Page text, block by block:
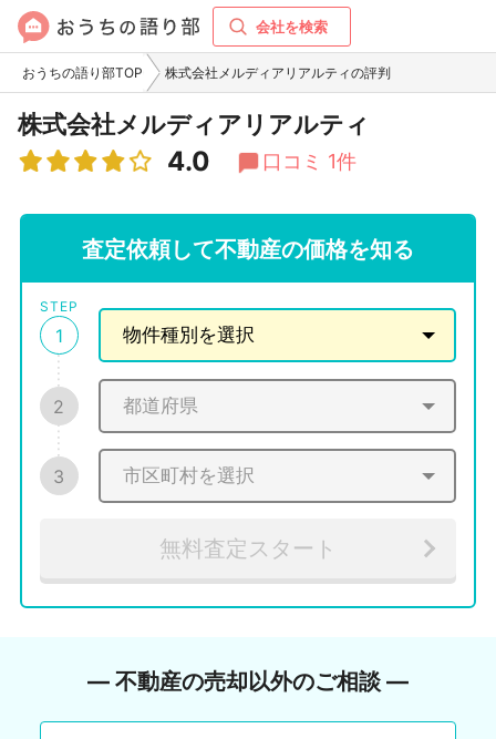
会社を検索
おうちの語り部TOP 株式会社メルディアリアルティの評判
株式会社メルディアリアルティ
4.0 口コミ 1件
査定依頼して不動産の価格を知る
STEP
1
2
3
無料査定スタート
― 不動産の売却以外のご相談 ―